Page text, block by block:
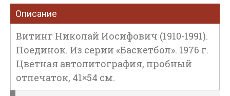
Описание
Витинг Николай Иосифович (1910-1991).
Поединок. Из серии «Баскетбол». 1976 г.
Цветная автолитография, пробный
отпечаток, 41×54 см.